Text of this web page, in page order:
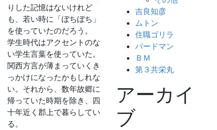
りした記憶はないけれど
も、若い時に「ぼちぼち」
を使っていたのだろう。
学生時代はアクセントのな
い学生言葉を使っていた。
関西方言が薄まっていくき
っかけになったかもしれな
い。それから、数年故郷に
帰っていた時期を除き、四
十年近く郡上で暮らしてい
る。
吉良知彦
ムトン
住職ゴリラ
バードマン
ＢＭ
第３共栄丸
アーカイ
ブ